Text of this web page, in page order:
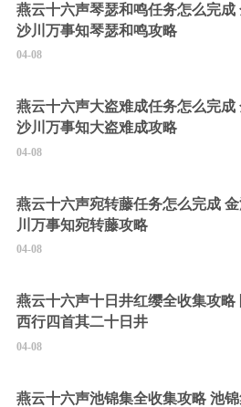
燕云十六声琴瑟和鸣任务怎么完成
沙川万事知琴瑟和鸣攻略
04-08
燕云十六声大盗难成任务怎么完成
沙川万事知大盗难成攻略
04-08
燕云十六声宛转藤任务怎么完成
川万事知宛转藤攻略
04-08
燕云十六声十日井红缨全收集攻略
西行四首其二十日井
04-08
燕云十六声池锦集全收集攻略 池